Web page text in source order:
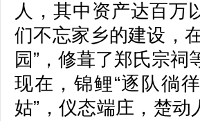
人，其中资产达百万
们不忘家乡的建设，
园”，修葺了郑氏宗祠
现在，锦鲤“逐队徜
姑”，仪态端庄，楚